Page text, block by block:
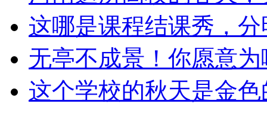
这哪是课程结课秀，
无亭不成景！你愿意
这个学校的秋天是金色